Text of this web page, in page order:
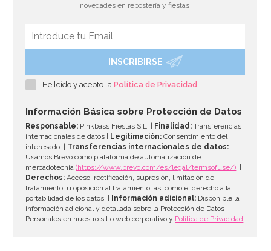
novedades en repostería y fiestas
INSCRIBIRSE
He leído y acepto laPolítica de Privacidad
Información Básica sobre Protección de Datos
Responsable: Pinkbass Fiestas S.L. | Finalidad: Transferencias
internacionales de datos |
Legitimación: Consentimiento del
interesado. | Transferencias internacionales de datos:
Usamos Brevo como plataforma de automatización de
mercadotecnia(https://www.brevo.com/es/legal/termsofuse/). |
Derechos: Acceso, rectificación, supresión, limitación de
tratamiento, u oposición al tratamiento, así como el derecho a la
portabilidad de los datos. |
Información adicional: Disponible la
información adicional y detallada sobre la Protección de Datos
Personales en nuestro sitio web corporativo y Política de Privacidad.